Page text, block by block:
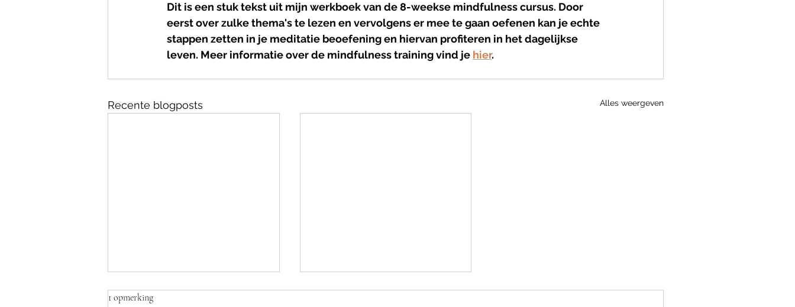
Dit is een stuk tekst uit mijn werkboek van de 8-weekse mindfulness cursus. Door
eerst over zulke thema's te lezen en vervolgens er mee te gaan oefenen kan je echte
stappen zetten in je meditatie beoefening en hiervan profiteren in het dagelijkse
leven. Meer informatie over de mindfulness training vind je hier.
Recente blogposts Alles weergeven
1 opmerking